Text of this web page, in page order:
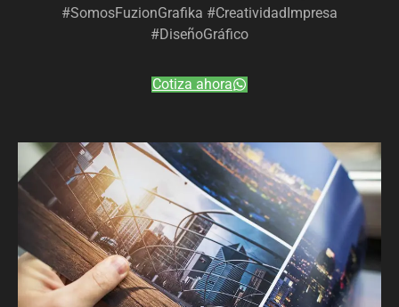
#SomosFuzionGrafika #CreatividadImpresa
#DiseñoGráfico
Cotiza ahora